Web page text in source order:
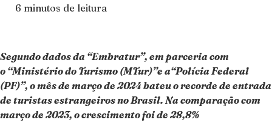
6 minutos de leitura
Segundo dados da “Embratur”, em parceria com
o “Ministério do Turismo (MTur)”e a“Polícia Federal
(PF)”, o mês de março de 2024 bateu o recorde de entrada
de turistas estrangeiros no Brasil. Na comparação com
março de 2023, o crescimento foi de 28,8%